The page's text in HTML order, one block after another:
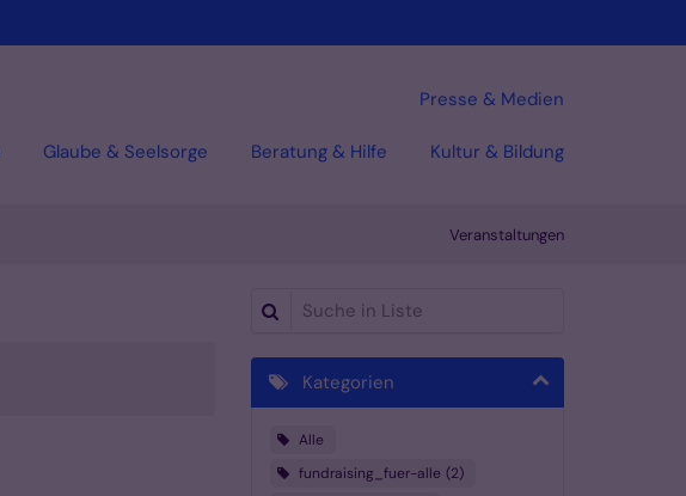
Glaube & Seelsorge Beratung & Hilfe Kultur & Bildung
Presse & Medien
Veranstaltungen
Suche in Liste
Kategorien
Alle
fundraising_fuer-alle 2